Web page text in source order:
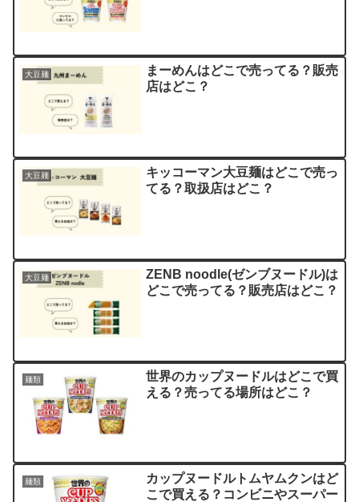
大豆麺
まーめんはどこで売ってる？販売
店はどこ？
大豆麺
キッコーマン大豆麺はどこで売っ
てる？取扱店はどこ？
大豆麺
ZENB noodle(ゼンブヌードル)は
どこで売ってる？販売店はどこ？
麺類
世界のカップヌードルはどこで買
える？売ってる場所はどこ？
麺類
カップヌードルトムヤムクンはど
こで買える？コンビニやスーパー